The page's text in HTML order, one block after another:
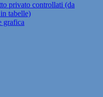
privato controllati (da
tabelle)
grafica